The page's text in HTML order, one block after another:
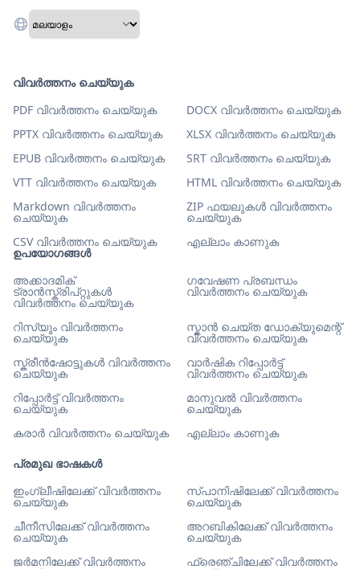
ഉപയോഗങ്ങൾ
അക്കാദമിക്
ട്രാൻസ്ക്രിപ്റ്റുകൾ
വിവർത്തനം ചെയ്യുക
ഗവേഷണ പ്രബന്ധം
വിവർത്തനം ചെയ്യുക
റിസ്യൂം വിവർത്തനം
ചെയ്യുക
സ്കാൻ ചെയ്ത ഡോക്യുമെന്റ്
വിവർത്തനം ചെയ്യുക
സ്ക്രീൻഷോട്ടുകൾ വിവർത്തനം
ചെയ്യുക
വാർഷിക റിപ്പോർട്ട്
വിവർത്തനം ചെയ്യുക
റിപ്പോർട്ട് വിവർത്തനം
ചെയ്യുക
മാനുവൽ വിവർത്തനം
ചെയ്യുക
കരാർ വിവർത്തനം ചെയ്യുക
എല്ലാം കാണുക
പ്രമുഖ ഭാഷകൾ
ഇംഗ്ലീഷിലേക്ക് വിവർത്തനം
ചെയ്യുക
സ്പാനിഷിലേക്ക് വിവർത്തനം
ചെയ്യുക
ചീനീസിലേക്ക് വിവർത്തനം
ചെയ്യുക
അറബികിലേക്ക് വിവർത്തനം
ചെയ്യുക
ജർമനിലേക്ക് വിവർത്തനം
ഫ്രെഞ്ചിലേക്ക് വിവർത്തനം
വിവർത്തനം ചെയ്യുക
PDF വിവർത്തനം ചെയ്യുക
DOCX വിവർത്തനം ചെയ്യുക
PPTX വിവർത്തനം ചെയ്യുക
XLSX വിവർത്തനം ചെയ്യുക
EPUB വിവർത്തനം ചെയ്യുക
SRT വിവർത്തനം ചെയ്യുക
VTT വിവർത്തനം ചെയ്യുക
HTML വിവർത്തനം ചെയ്യുക
Markdown വിവർത്തനം
ചെയ്യുക
ZIP ഫയലുകൾ വിവർത്തനം
ചെയ്യുക
CSV വിവർത്തനം ചെയ്യുക
എല്ലാം കാണുക